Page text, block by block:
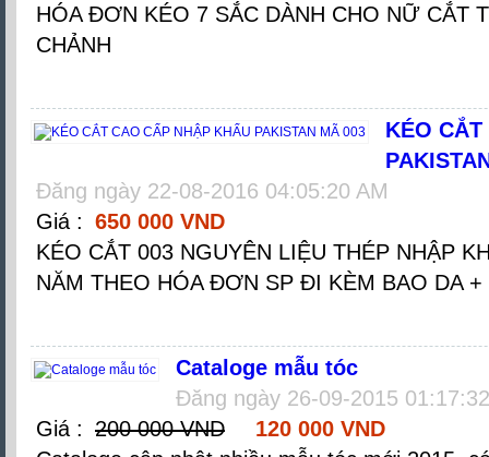
HÓA ĐƠN KÉO 7 SẮC DÀNH CHO NỮ CẮT
CHẢNH
KÉO
Đăng ngày 22-08-2016 04:05:20 AM
Giá : 650 000 VND
KÉO CẮT 003 NGUYÊN LIỆU THÉP NHẬP
NĂM THEO HÓA ĐƠN SP ĐI KÈM BAO DA
Cataloge mẫu tóc
Đăng ngày 26-09-2015
Giá : 200 000 VND
120 000 VND